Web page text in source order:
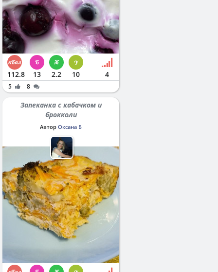
112.8 13 2.2 10 4
5 8
Запеканка с кабачком и
брокколи
Автор Оксана Б